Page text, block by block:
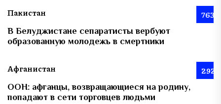
Пакистан 763
В Белуджистане сепаратисты вербуют
образованную молодежь в смертники
Афганистан 292
ООН: афганцы, возвращающиеся на родину,
попадают в сети торговцев людьми